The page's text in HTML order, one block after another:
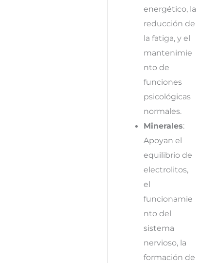
energético, la
reducción de
la fatiga, y el
mantenimie
nto de
funciones
psicológicas
normales.
Minerales:
Apoyan el
equilibrio de
electrolitos,
el
funcionamie
nto del
sistema
nervioso, la
formación de